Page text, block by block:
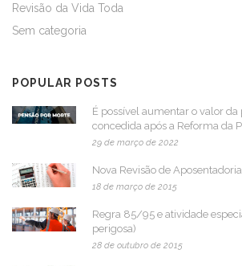
Revisão da Vida Toda
Sem categoria
POPULAR POSTS
É possível aumentar o valor
concedida após a Reforma da
29 de março de 2022
Nova Revisão de Aposentadoria
18 de março de 2015
Regra 85/95 e atividade
perigosa)
28 de outubro de 2015